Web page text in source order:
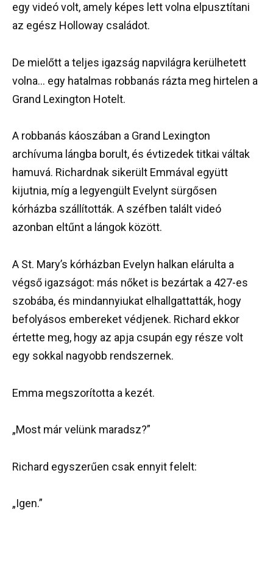
egy videó volt, amely képes lett volna elpusztítani
az egész Holloway családot.
De mielőtt a teljes igazság napvilágra kerülhetett
volna… egy hatalmas robbanás rázta meg hirtelen a
Grand Lexington Hotelt.
A robbanás káoszában a Grand Lexington
archívuma lángba borult, és évtizedek titkai váltak
hamuvá. Richardnak sikerült Emmával együtt
kijutnia, míg a legyengült Evelynt sürgősen
kórházba szállították. A széfben talált videó
azonban eltűnt a lángok között.
A St. Mary’s kórházban Evelyn halkan elárulta a
végső igazságot: más nőket is bezártak a 427-es
szobába, és mindannyiukat elhallgattatták, hogy
befolyásos embereket védjenek. Richard ekkor
értette meg, hogy az apja csupán egy része volt
egy sokkal nagyobb rendszernek.
Emma megszorította a kezét.
„Most már velünk maradsz?”
Richard egyszerűen csak ennyit felelt:
„Igen.”